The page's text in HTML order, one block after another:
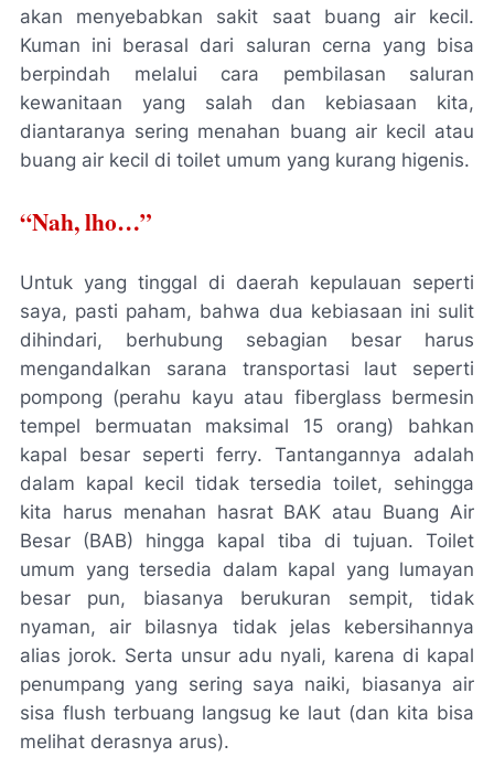
akan menyebabkan sakit saat buang air kecil.
Kuman ini berasal dari saluran cerna yang bisa
berpindah melalui cara pembilasan saluran
kewanitaan yang salah dan kebiasaan kita,
diantaranya sering menahan buang air kecil atau
buang air kecil di toilet umum yang kurang higenis.
“Nah, lho…”
Untuk yang tinggal di daerah kepulauan seperti
saya, pasti paham, bahwa dua kebiasaan ini sulit
dihindari, berhubung sebagian besar harus
mengandalkan sarana transportasi laut seperti
pompong (perahu kayu atau fiberglass bermesin
tempel bermuatan maksimal 15 orang) bahkan
kapal besar seperti ferry. Tantangannya adalah
dalam kapal kecil tidak tersedia toilet, sehingga
kita harus menahan hasrat BAK atau Buang Air
Besar (BAB) hingga kapal tiba di tujuan. Toilet
umum yang tersedia dalam kapal yang lumayan
besar pun, biasanya berukuran sempit, tidak
nyaman, air bilasnya tidak jelas kebersihannya
alias jorok. Serta unsur adu nyali, karena di kapal
penumpang yang sering saya naiki, biasanya air
sisa flush terbuang langsug ke laut (dan kita bisa
melihat derasnya arus).